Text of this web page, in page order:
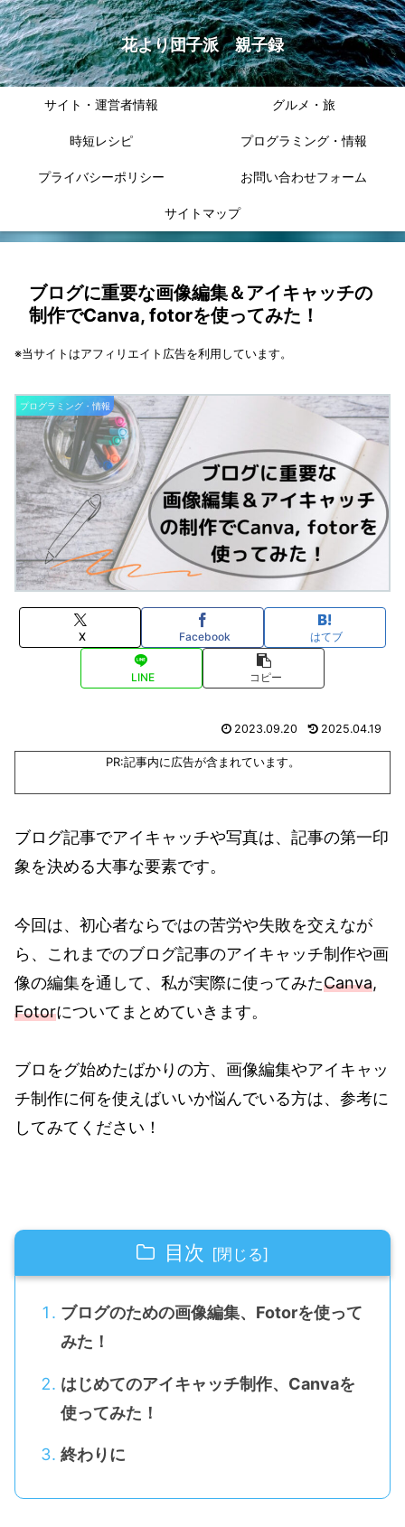
花より団子派 親子録
サイト・運営者情報 グルメ・旅
時短レシピ プログラミング・情報
プライバシーポリシー お問い合わせフォーム
サイトマップ
ブログに重要な画像編集＆アイキャッチの
制作でCanva, fotorを使ってみた！
※当サイトはアフィリエイト広告を利用しています。
プログラミング・情報
X Facebook はてブ
LINE コピー
2023.09.20 2025.04.19
PR:記事内に広告が含まれています。
ブログ記事でアイキャッチや写真は、記事の第一印
象を決める大事な要素です。
今回は、初心者ならではの苦労や失敗を交えなが
ら、これまでのブログ記事のアイキャッチ制作や画
像の編集を通して、私が実際に使ってみたCanva,
Fotorについてまとめていきます。
ブロをグ始めたばかりの方、画像編集やアイキャッ
チ制作に何を使えばいいか悩んでいる方は、参考に
してみてください！
目次
ブログのための画像編集、Fotorを使って
みた！
はじめてのアイキャッチ制作、Canvaを
使ってみた！
終わりに